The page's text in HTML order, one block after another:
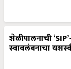
शेळीपालनाची
स्वावलंबनाचा